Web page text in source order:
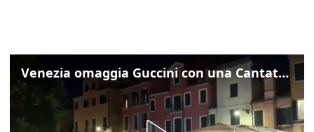
Venezia omaggia Guccini con una Cantata Anarchica in campo Santa Margherita